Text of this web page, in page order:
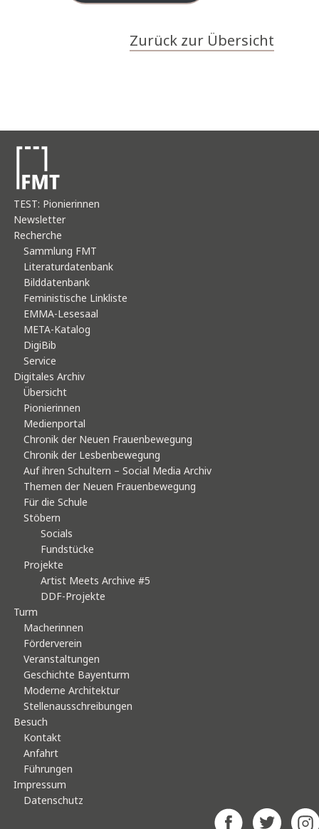
Zurück zur Übersicht
TEST: Pionierinnen
Newsletter
Recherche
Sammlung FMT
Literaturdatenbank
Bilddatenbank
Feministische Linkliste
EMMA-Lesesaal
META-Katalog
DigiBib
Service
Digitales Archiv
Übersicht
Pionierinnen
Medienportal
Chronik der Neuen Frauenbewegung
Chronik der Lesbenbewegung
Auf ihren Schultern – Social Media Archiv
Themen der Neuen Frauenbewegung
Für die Schule
Stöbern
Socials
Fundstücke
Projekte
Artist Meets Archive #5
DDF-Projekte
Turm
Macherinnen
Förderverein
Veranstaltungen
Geschichte Bayenturm
Moderne Architektur
Stellenausschreibungen
Besuch
Kontakt
Anfahrt
Führungen
Impressum
Datenschutz